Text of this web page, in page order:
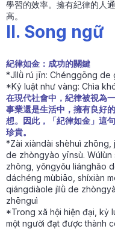
學習的效率。擁有紀律的人
高。
II. Song ngữ
紀律如金：成功的關鍵
*Jìlǜ rú jīn: Chénggōng de
*Kỷ luật như vàng: Chìa
在現代社會中，紀律被視為
事業還是生活中，擁有良好
想。因此，「紀律如金」這
珍貴。
*Zài xiàndài shèhuì
de zhòngyào yīnsù.
zhōng, yǒngyǒu liánghǎo
dáchéng mùbiāo, shíxiàn
qiángdiàole jìlǜ de
zhēnguì
*Trong xã hội hiện đại, kỷ
một người đạt được thành